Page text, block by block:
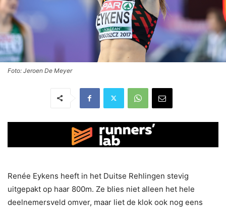
Foto: Jeroen De Meyer
Renée Eykens heeft in het Duitse Rehlingen stevig
uitgepakt op haar 800m. Ze blies niet alleen het hele
deelnemersveld omver, maar liet de klok ook nog eens